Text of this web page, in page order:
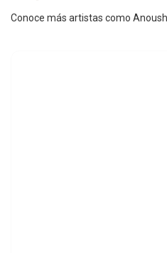
Conoce más artistas como